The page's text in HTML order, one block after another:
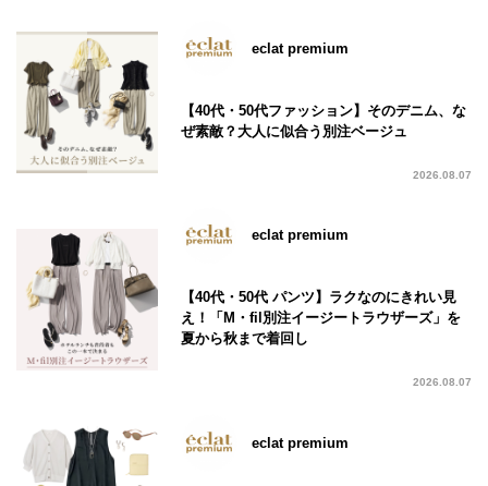
eclat premium
【40代・50代ファッション】そのデニム、な
ぜ素敵？大人に似合う別注ベージュ
2026.08.07
eclat premium
【40代・50代 パンツ】ラクなのにきれい見
え！「M・fil別注イージートラウザーズ」を
夏から秋まで着回し
2026.08.07
eclat premium